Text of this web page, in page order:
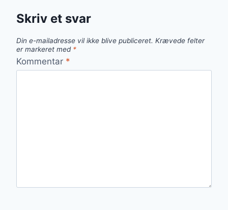
Skriv et svar
Din e-mailadresse vil ikke blive publiceret. Krævede felter
er markeret med *
Kommentar *